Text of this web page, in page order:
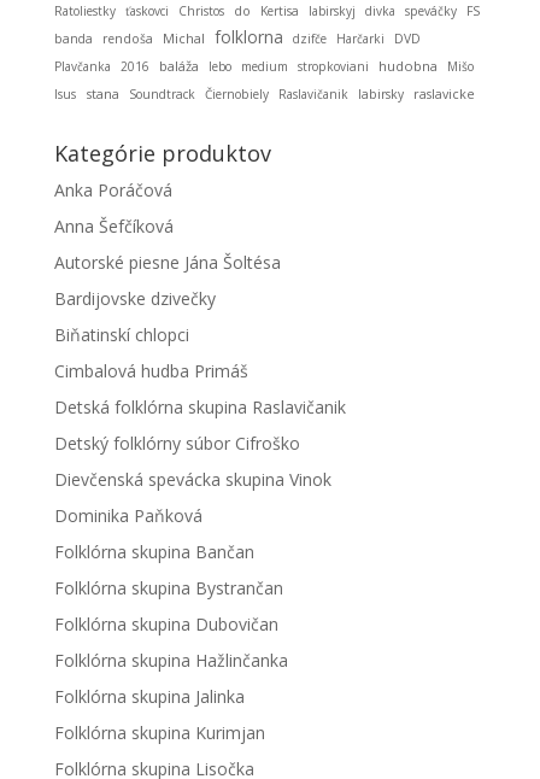
Ratoliestky ťaskovci Christos do Kertisa labirskyj divka speváčky
FS
banda
rendoša Michal folklorna dzifče Harčarki
DVD
Plavčanka
2016 baláža lebo medium stropkoviani hudobna
Mišo
Isus
stana Soundtrack Čiernobiely Raslavičanik labirsky raslavicke
Kategórie produktov
Anka Poráčová
Anna Šefčíková
Autorské piesne Jána Šoltésa
Bardijovske dzivečky
Biňatinskí chlopci
Cimbalová hudba Primáš
Detská folklórna skupina Raslavičanik
Detský folklórny súbor Cifroško
Dievčenská spevácka skupina Vinok
Dominika Paňková
Folklórna skupina Bančan
Folklórna skupina Bystrančan
Folklórna skupina Dubovičan
Folklórna skupina Hažlinčanka
Folklórna skupina Jalinka
Folklórna skupina Kurimjan
Folklórna skupina Lisočka